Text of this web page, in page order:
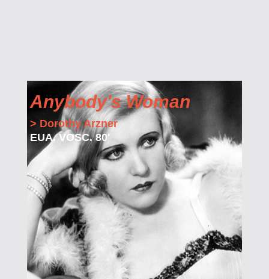
Anybody's Woman
> Dorothy Arzner
EUA. VOSC. 80′